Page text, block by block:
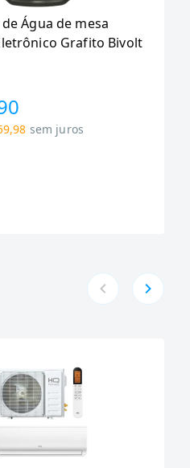
Água de mesa
Grafito Bivolt
sem juros